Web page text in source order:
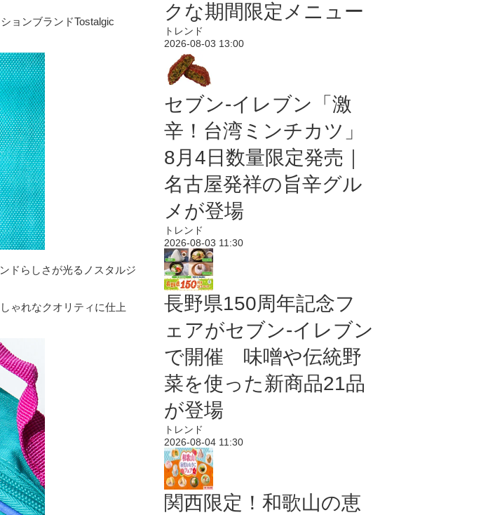
ョンブランドTostalgic
ドらしさが光るノスタルジ
ゃれなクオリティに仕上
クな期間限定メニュー
トレンド
2026-08-03 13:00
セブン-イレブン「激
辛！台湾ミンチカツ」
8月4日数量限定発売｜
名古屋発祥の旨辛グル
メが登場
トレンド
2026-08-03 11:30
長野県150周年記念フ
ェアがセブン-イレブン
で開催 味噌や伝統野
菜を使った新商品21品
が登場
トレンド
2026-08-04 11:30
関西限定！和歌山の恵